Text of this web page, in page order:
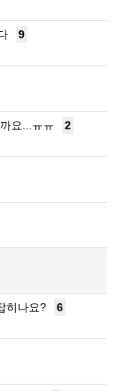
9
요...ㅠㅠ 2
히나요? 6